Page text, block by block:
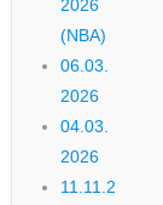
2026
(NBA)
06.03.
2026
04.03.
2026
11.11.2